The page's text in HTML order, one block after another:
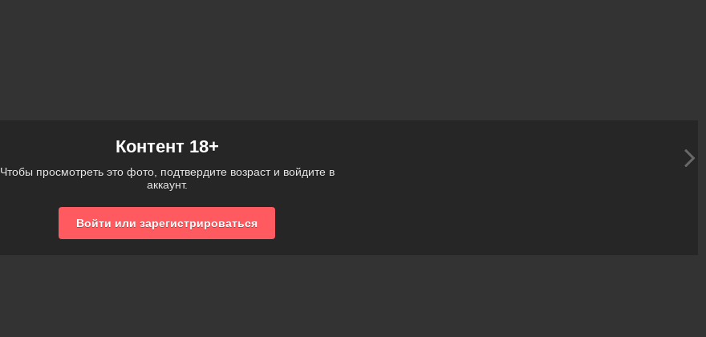
Контент 18+
Чтобы просмотреть это фото, подтвердите возраст и войдите в
аккаунт.
Войти или зарегистрироваться